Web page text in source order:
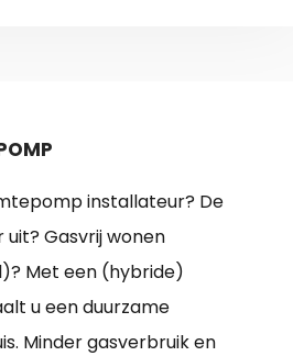
installateur? De
Gasvrij wonen
Met een (hybride)
u een duurzame
Minder gasverbruik en